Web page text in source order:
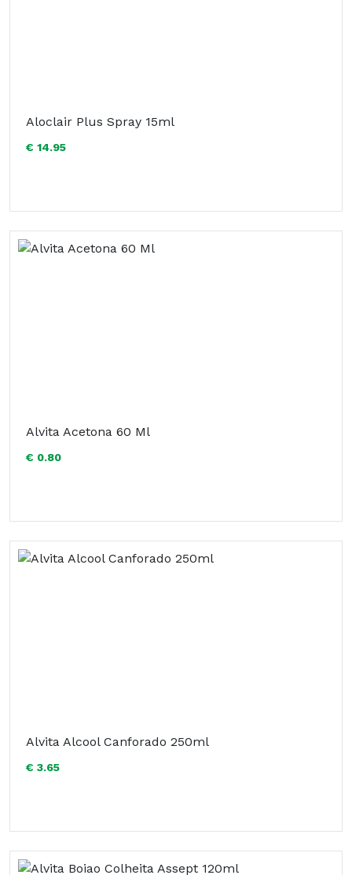
Aloclair Plus Spray 15ml
€ 14.95
Alvita Acetona 60 Ml
€ 0.80
Alvita Alcool Canforado 250ml
€ 3.65